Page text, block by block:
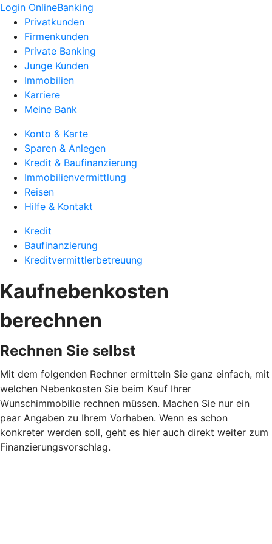
Login OnlineBanking
Privatkunden
Firmenkunden
Private Banking
Junge Kunden
Immobilien
Karriere
Meine Bank
Konto & Karte
Sparen & Anlegen
Kredit & Baufinanzierung
Immobilienvermittlung
Reisen
Hilfe & Kontakt
Kredit
Baufinanzierung
Kreditvermittlerbetreuung
Kaufnebenkosten
berechnen
Rechnen Sie selbst
Mit dem folgenden Rechner ermitteln Sie ganz einfach, mit
welchen Nebenkosten Sie beim Kauf Ihrer
Wunschimmobilie rechnen müssen. Machen Sie nur ein
paar Angaben zu Ihrem Vorhaben. Wenn es schon
konkreter werden soll, geht es hier auch direkt weiter zum
Finanzierungsvorschlag.